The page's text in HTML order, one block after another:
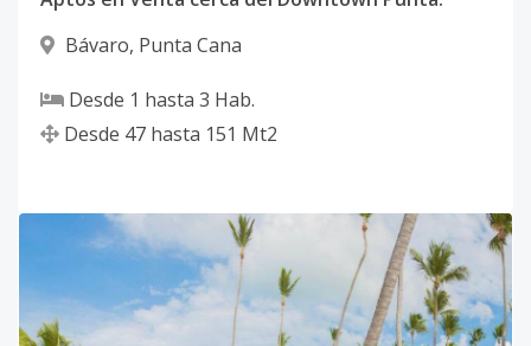
Bávaro, Punta Cana
Desde 1 hasta 3 Hab.
Desde 47 hasta 151 Mt2